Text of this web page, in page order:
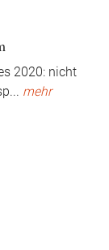
2020: nicht
... mehr